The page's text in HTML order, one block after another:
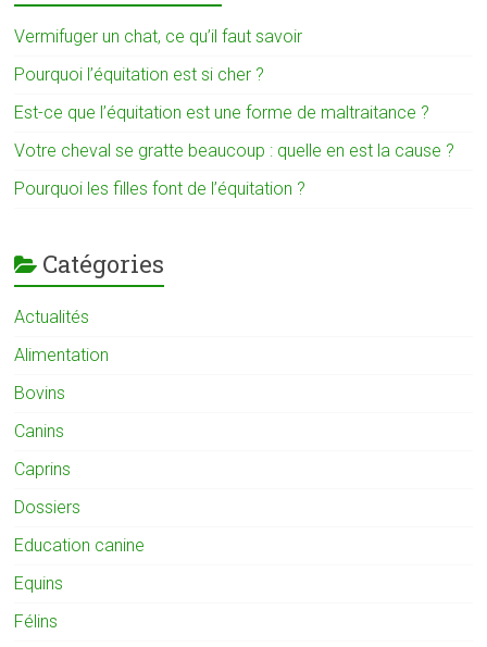
Vermifuger un chat, ce qu’il faut savoir
Pourquoi l’équitation est si cher ?
Est-ce que l’équitation est une forme de maltraitance ?
Votre cheval se gratte beaucoup : quelle en est la cause ?
Pourquoi les filles font de l’équitation ?
Catégories
Actualités
Alimentation
Bovins
Canins
Caprins
Dossiers
Education canine
Equins
Félins